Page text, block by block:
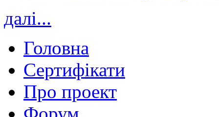
далі...
Головна
Сертифікати
Про проект